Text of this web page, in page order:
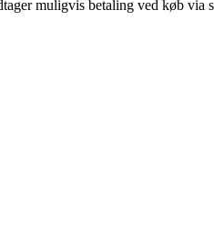
muligvis betaling ved køb via